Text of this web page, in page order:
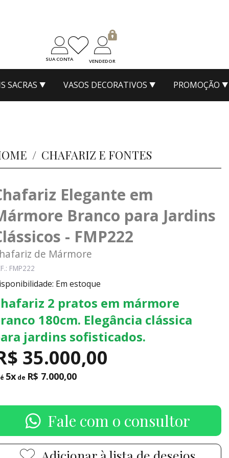
SUA CONTA VENDEDOR
SACRAS VASOS DECORATIVOS PROMOÇÃO
/ CHAFARIZ E FONTES
Elegante em
Branco para Jardins
- FMP222
de Mármore
FMP222
Em estoque
2 pratos em mármore
180cm. Elegância clássica
jardins sofisticados.
35.000,00
5x de R$ 7.000,00
Fale com o consultor